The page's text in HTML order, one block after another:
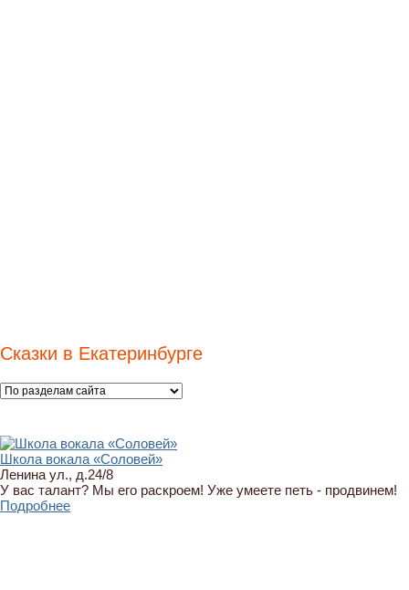
Сказки в Екатеринбурге
Школа вокала «Соловей»
Ленина ул., д.24/8
У вас талант? Мы его раскроем! Уже умеете петь - продвинем!
Подробнее